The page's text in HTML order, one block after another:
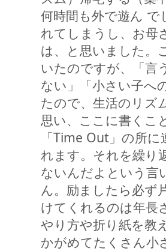
何時間も外で遊ん
れてしまうし、お母
は、と思いました。
いたのですが、「言
ない」「小さい子へ
たので、生活のリズ
思い、ここに書くこ
「Time Out」の所
れます。それを繰り
ないんだよという言
ん。励ましたら必ず
けてくれるのは年長
やり方や折り紙を教
かがめてたくさん小